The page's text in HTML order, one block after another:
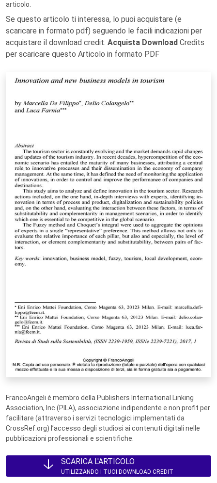
articolo.
Se questo articolo ti interessa, lo puoi acquistare (e
scaricare in formato pdf) seguendo le facili indicazioni per
acquistare il download credit. Acquista Download Credits
per scaricare questo Articolo in formato PDF
FrancoAngeli è membro della Publishers International Linking
Association, Inc (PILA), associazione indipendente e non profit per
facilitare (attraverso i servizi tecnologici implementati da
CrossRef.org) l’accesso degli studiosi ai contenuti digitali nelle
pubblicazioni professionali e scientifiche.
SCARICA L'ARTICOLO
UTILIZZANDO I TUOI DOWNLOAD CREDIT